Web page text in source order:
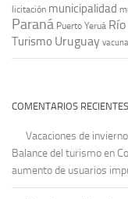
licitación municipalidad
Paraná Puerto Yeruá
Turismo Uruguay
COMENTARIOS RECIENTES
Vacaciones de
Balance del turismo en
aumento de usuarios